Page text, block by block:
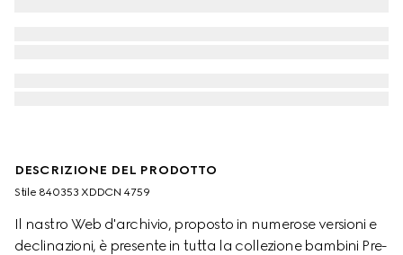
DESCRIZIONE DEL PRODOTTO
Stile ‎840353 XDDCN 4759
Il nastro Web d'archivio, proposto in numerose versioni e
declinazioni, è presente in tutta la collezione bambini Pre-